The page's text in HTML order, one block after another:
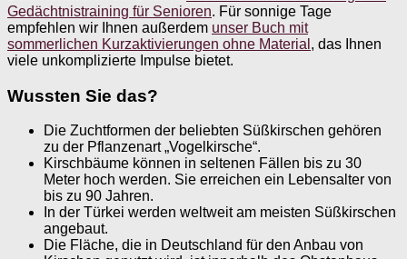
Gedächtnistraining für Senioren. Für sonnige Tage
empfehlen wir Ihnen außerdem unser Buch mit
sommerlichen Kurzaktivierungen ohne Material , das Ihnen
viele unkomplizierte Impulse bietet.
Wussten Sie das?
Die Zuchtformen der beliebten Süßkirschen gehören
zu der Pflanzenart „Vogelkirsche“.
Kirschbäume können in seltenen Fällen bis zu 30
Meter hoch werden. Sie erreichen ein Lebensalter von
bis zu 90 Jahren.
In der Türkei werden weltweit am meisten Süßkirschen
angebaut.
Die Fläche, die in Deutschland für den Anbau von